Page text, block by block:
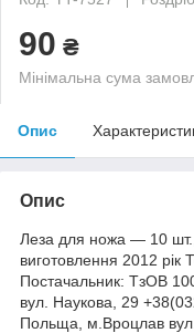
90 ₴
Мінімальна сума
Опис
Опис
Леза для ножа — 10
виготовлення 2012 рік
Постачальник: ТзОВ
вул. Наукова, 29
Польща, м.Вроцлав